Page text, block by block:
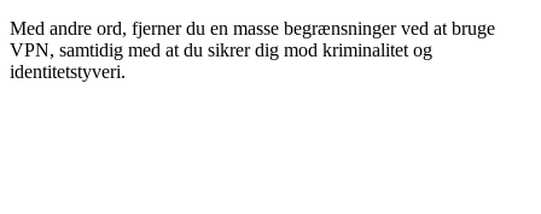
Med andre ord, fjerner du en masse begrænsninger ved at bruge
VPN, samtidig med at du sikrer dig mod kriminalitet og
identitetstyveri.